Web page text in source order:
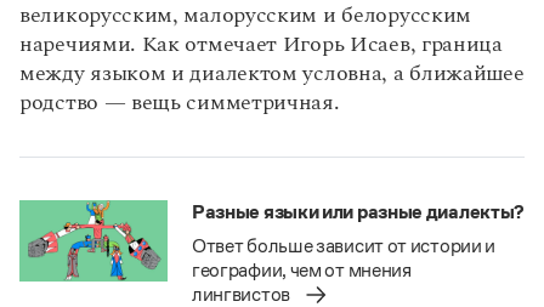
великорусским, малорусским и белорусским
наречиями. Как отмечает Игорь Исаев, граница
между языком и диалектом условна, а ближайшее
родство — вещь симметричная.
Разные языки или разные диалекты?
Ответ больше зависит от истории и
географии, чем от мнения
лингвистов